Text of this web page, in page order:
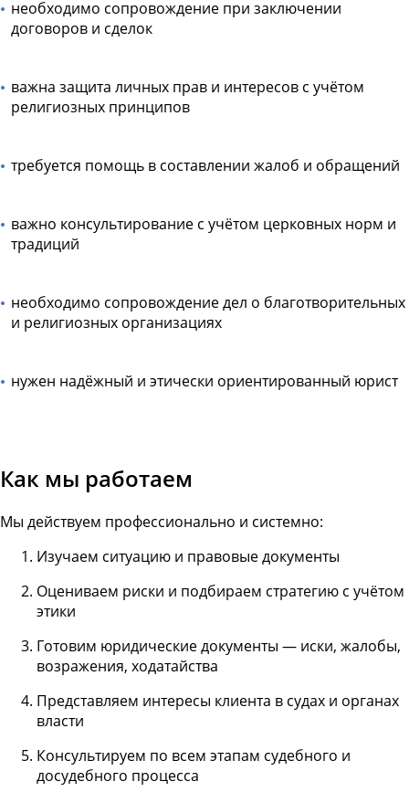
необходимо сопровождение при заключении
договоров и сделок
важна защита личных прав и интересов с учётом
религиозных принципов
требуется помощь в составлении жалоб и обращений
важно консультирование с учётом церковных норм и
традиций
необходимо сопровождение дел о благотворительных
и религиозных организациях
нужен надёжный и этически ориентированный юрист
Как мы работаем
Мы действуем профессионально и системно:
Изучаем ситуацию и правовые документы
Оцениваем риски и подбираем стратегию с учётом
этики
Готовим юридические документы — иски, жалобы,
возражения, ходатайства
Представляем интересы клиента в судах и органах
власти
Консультируем по всем этапам судебного и
досудебного процесса